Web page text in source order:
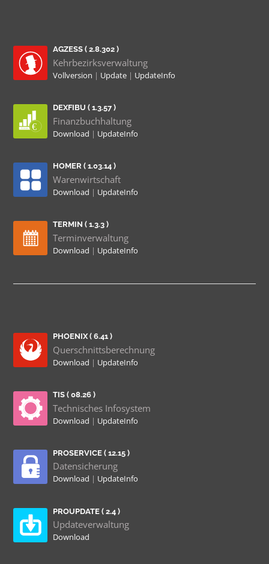
AGZESS ( 2.8.302 )
Kehrbezirksverwaltung
Vollversion | Update | UpdateInfo
DEXFIBU ( 1.3.57 )
Finanzbuchhaltung
Download | UpdateInfo
HOMER ( 1.03.14 )
Warenwirtschaft
Download | UpdateInfo
TERMIN ( 1.3.3 )
Terminverwaltung
Download | UpdateInfo
PHOENIX ( 6.41 )
Querschnittsberechnung
Download | UpdateInfo
TIS ( 08.26 )
Technisches Infosystem
Download | UpdateInfo
PROSERVICE ( 12.15 )
Datensicherung
Download | UpdateInfo
PROUPDATE ( 2.4 )
Updateverwaltung
Download